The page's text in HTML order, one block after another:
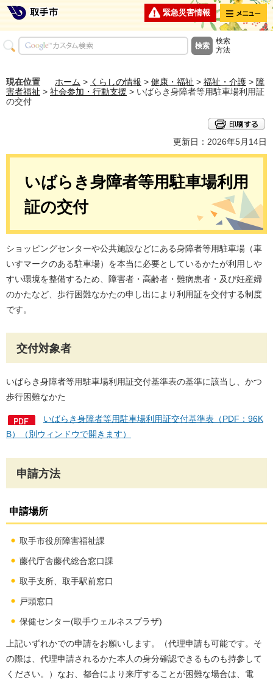
緊急災害情報 メニュー
検索
方法
現在位置 ホーム > くらしの情報 > 健康・福祉 > 福祉・介護 > 障
害者福祉 > 社会参加・行動支援 > いばらき身障者等用駐車場利用証
の交付
更新日：2026年5月14日
いばらき身障者等用駐車場利用
証の交付
ショッピングセンターや公共施設などにある身障者等用駐車場（車
いすマークのある駐車場）を本当に必要としているかたが利用しや
すい環境を整備するため、障害者・高齢者・難病患者・及び妊産婦
のかたなど、歩行困難なかたの申し出により利用証を交付する制度
です。
交付対象者
いばらき身障者等用駐車場利用証交付基準表の基準に該当し、かつ
歩行困難なかた
いばらき身障者等用駐車場利用証交付基準表（PDF：96K
B）（別ウィンドウで開きます）
申請方法
申請場所
取手市役所障害福祉課
藤代庁舎藤代総合窓口課
取手支所、取手駅前窓口
戸頭窓口
保健センター(取手ウェルネスプラザ)
上記いずれかでの申請をお願いします。（代理申請も可能です。そ
の際は、代理申請されるかた本人の身分確認できるものも持参して
ください。）なお、都合により来庁することが困難な場合は、電